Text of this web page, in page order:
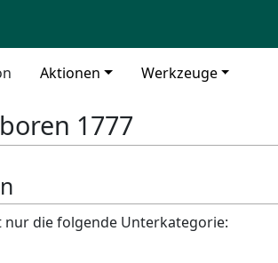
Aktionen Werkzeuge
1777
nur die folgende Unterkategorie: